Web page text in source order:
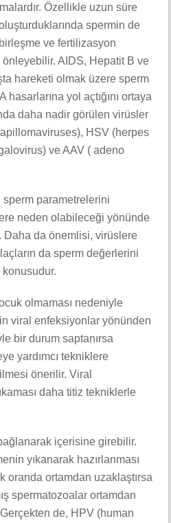
Özellikle uzun süre
spermin de
ve fertilizasyon
AIDS, Hepatit B ve
hareketi olmak üzere sperm
yol açtığını ortaya
daha nadir görülen virüsler
HSV (herpes
ve AAV ( adeno
sperm parametrelerini
neden olabileceği yönünde
Daha da önemlisi, virüslere
da sperm değerlerini
olmaması nedeniyle
viral enfeksiyonlar yönünden
bir durum saptanırsa
yardımcı tekniklere
önerilir. Viral
daha titiz tekniklerle
içerisine girebilir.
yıkanarak hazırlanması
oranda ortamdan uzaklaştırsa
spermatozoalar ortamdan
Gerçekten de, HPV (human